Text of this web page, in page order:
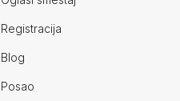
Registracija
Blog
Posao